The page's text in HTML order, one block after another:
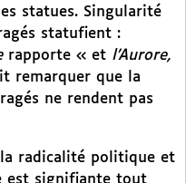
statues. Singularité
statufient :
rapporte « et l’Aurore,
remarquer que la
ne rendent pas
radicalité politique et
est signifiante tout